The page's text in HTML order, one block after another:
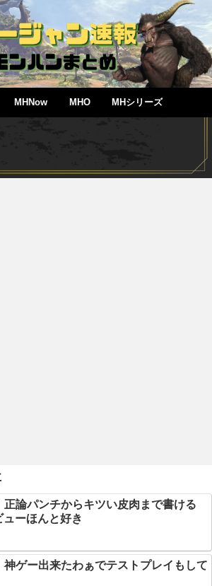
MHNow MHO MHシリーズ
正論パンチからキツい皮肉まで書ける
ーほんと好き
神ゲー出来たわぁでテストプレイもして